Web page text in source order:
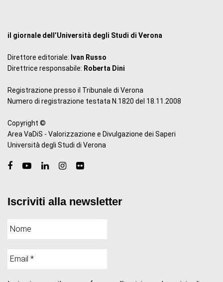
il giornale dell’Università degli Studi di Verona
Direttore editoriale: Ivan Russo
Direttrice responsabile: Roberta Dini
Registrazione presso il Tribunale di Verona
Numero di registrazione testata N.1820 del 18.11.2008
Copyright ©
Area VaDiS - Valorizzazione e Divulgazione dei Saperi
Università degli Studi di Verona
Iscriviti alla newsletter